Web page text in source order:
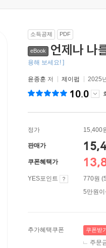
소득공제 PDF
eBook 언제나 나
용해 보세요! ]
윤종훈 저 제이펍 2025
10.0
정가 15,400
판매가
쿠폰혜택가
YES포인트
770원
5만원이
추가혜택쿠폰 쿠폰받
주문